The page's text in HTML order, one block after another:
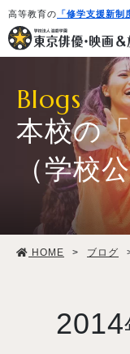
高等教育の 「修学支援新制
学校紹介・教育シ
学生生活
Blogs
本校の
（学校
HOME > ブログ
2014